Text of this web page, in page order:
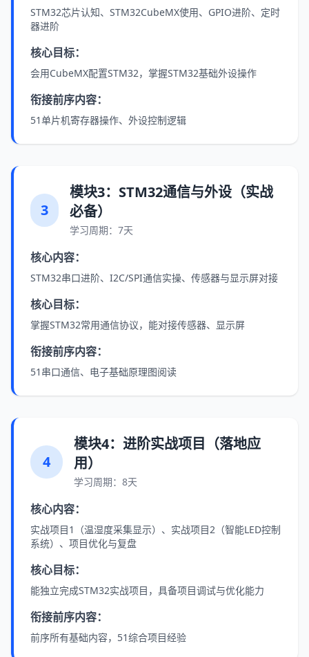
STM32芯片认知、STM32CubeMX使用、GPIO进阶、定时
器进阶
核心目标：
会用CubeMX配置STM32，掌握STM32基础外设操作
衔接前序内容：
51单片机寄存器操作、外设控制逻辑
3
模块3：STM32通信与外设（实战
必备）
学习周期：7天
核心内容：
STM32串口进阶、I2C/SPI通信实操、传感器与显示屏对接
核心目标：
掌握STM32常用通信协议，能对接传感器、显示屏
衔接前序内容：
51串口通信、电子基础原理图阅读
4
模块4：进阶实战项目（落地应
用）
学习周期：8天
核心内容：
实战项目1（温湿度采集显示）、实战项目2（智能LED控制
系统）、项目优化与复盘
核心目标：
能独立完成STM32实战项目，具备项目调试与优化能力
衔接前序内容：
前序所有基础内容，51综合项目经验